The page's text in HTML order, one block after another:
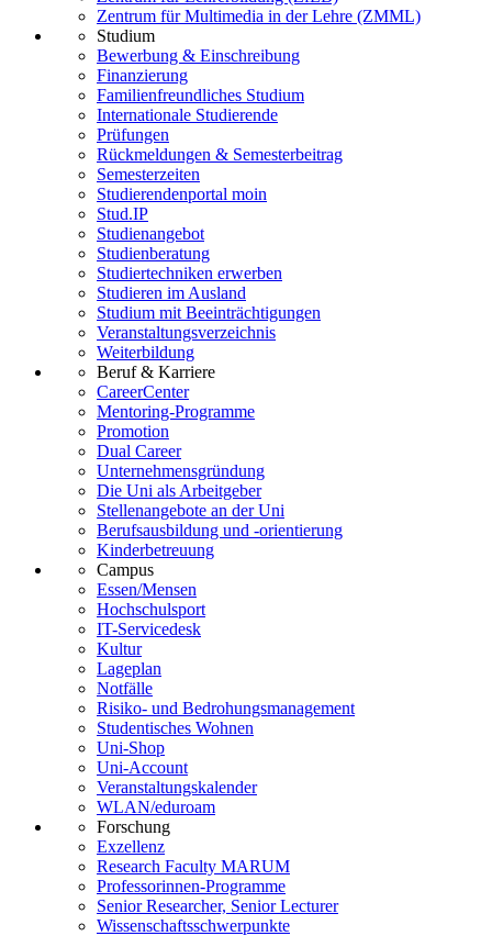
Zentrum für Multimedia in der Lehre (ZMML)
Studium
Bewerbung & Einschreibung
Finanzierung
Familienfreundliches Studium
Internationale Studierende
Prüfungen
Rückmeldungen & Semesterbeitrag
Semesterzeiten
Studierendenportal moin
Stud.IP
Studienangebot
Studienberatung
Studiertechniken erwerben
Studieren im Ausland
Studium mit Beeinträchtigungen
Veranstaltungsverzeichnis
Weiterbildung
Beruf & Karriere
CareerCenter
Mentoring-Programme
Promotion
Dual Career
Unternehmensgründung
Die Uni als Arbeitgeber
Stellenangebote an der Uni
Berufsausbildung und -orientierung
Kinderbetreuung
Campus
Essen/Mensen
Hochschulsport
IT-Servicedesk
Kultur
Lageplan
Notfälle
Risiko- und Bedrohungsmanagement
Studentisches Wohnen
Uni-Shop
Uni-Account
Veranstaltungskalender
WLAN/eduroam
Forschung
Exzellenz
Research Faculty MARUM
Professorinnen-Programme
Senior Researcher, Senior Lecturer
Wissenschaftsschwerpunkte